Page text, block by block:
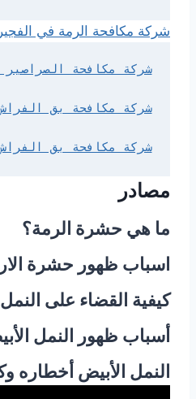
شركة مكافحة الرمة في
شركة مكافحة الصراصير
شركة مكافحة بق
شركة مكافحة بق
مصادر
ما هي حشرة الرمة؟
اسباب ظهور حشرة
كيفية القضاء على
أسباب ظهور النمل
النمل الأبيض أخطاره